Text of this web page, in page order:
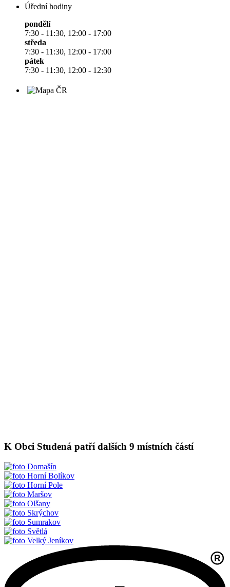
Úřední hodiny
pondělí
7:30 - 11:30, 12:00 - 17:00
středa
7:30 - 11:30, 12:00 - 17:00
pátek
7:30 - 11:30, 12:00 - 12:30
K Obci Studená patří dalších 9 místních částí
Domašín
Horní Bolíkov
Horní Pole
Maršov
Olšany
Skrýchov
Sumrakov
Světlá
Velký Jeníkov